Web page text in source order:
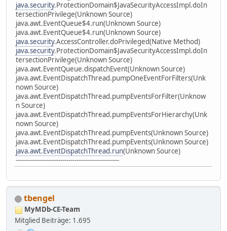
java.security.ProtectionDomain$JavaSecurityAccessImpl.doIn
tersectionPrivilege(Unknown Source)
java.awt.EventQueue$4.run(Unknown Source)
java.awt.EventQueue$4.run(Unknown Source)
java.security.AccessController.doPrivileged(Native Method)
java.security.ProtectionDomain$JavaSecurityAccessImpl.doIn
tersectionPrivilege(Unknown Source)
java.awt.EventQueue.dispatchEvent(Unknown Source)
java.awt.EventDispatchThread.pumpOneEventForFilters(Unk
nown Source)
java.awt.EventDispatchThread.pumpEventsForFilter(Unknow
n Source)
java.awt.EventDispatchThread.pumpEventsForHierarchy(Unk
nown Source)
java.awt.EventDispatchThread.pumpEvents(Unknown Source)
java.awt.EventDispatchThread.pumpEvents(Unknown Source)
java.awt.EventDispatchThread.run(Unknown Source)
---------------------------------------------------
tbengel
MyMDb-CE-Team
Mitglied Beiträge: 1.695